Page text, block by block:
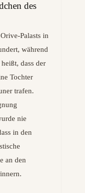
des
Palasts in
während
dass der
Tochter
trafen.
nie
in den
an den